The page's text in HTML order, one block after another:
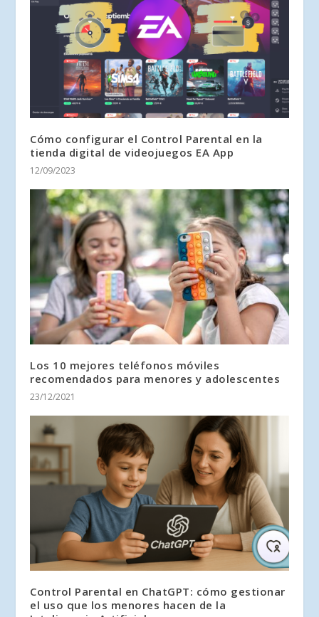
Cómo configurar el Control Parental en la
tienda digital de videojuegos EA App
12/09/2023
Los 10 mejores teléfonos móviles
recomendados para menores y adolescentes
23/12/2021
Control Parental en ChatGPT: cómo gestionar
el uso que los menores hacen de la